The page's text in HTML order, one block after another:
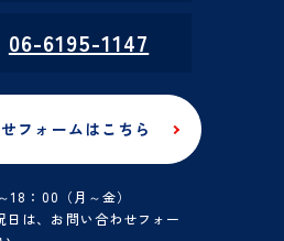
06-6195-1147
フォームはこちら
18：00（月～金）
は、お問い合わせフォー